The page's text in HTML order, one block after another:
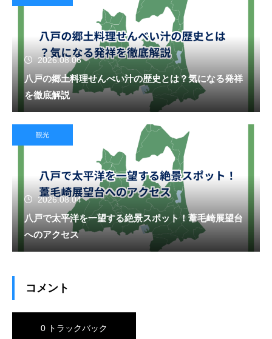
2026.08.06
八戸の郷土料理せんべい汁の歴史とは？気になる発祥
を徹底解説
観光
2026.08.04
八戸で太平洋を一望する絶景スポット！葦毛崎展望台
へのアクセス
コメント
0 トラックバック